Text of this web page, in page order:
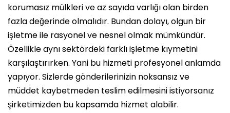
korumasız mülkleri ve az sayıda varlığı olan birden
fazla değerinde olmalıdır. Bundan dolayı, olgun bir
işletme ile rasyonel ve nesnel olmak mümkündür.
Özellikle aynı sektördeki farklı işletme kıymetini
karşılaştırırken. Yani bu hizmeti profesyonel anlamda
yapıyor. Sizlerde gönderilerinizin noksansız ve
müddet kaybetmeden teslim edilmesini istiyorsanız
şirketimizden bu kapsamda hizmet alabilir.